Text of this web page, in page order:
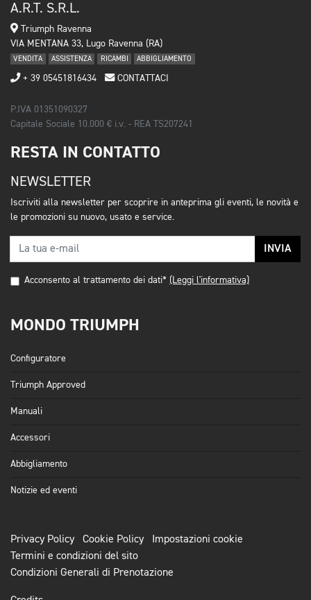
A.R.T. S.R.L.
Triumph Ravenna
VIA MENTANA 33, Lugo Ravenna (RA)
VENDITA ASSISTENZA RICAMBI ABBIGLIAMENTO
+ 39 05451816434 CONTATTACI
P.IVA 01351090327
Capitale Sociale 10.000 € i.v. - REA TS207241
RESTA IN CONTATTO
NEWSLETTER
Iscriviti alla newsletter per scoprire in anteprima gli eventi, le novità e
le promozioni su nuovo, usato e service.
INVIA
Acconsento al trattamento dei dati* (Leggi l'informativa)
MONDO TRIUMPH
Configuratore
Triumph Approved
Manuali
Accessori
Abbigliamento
Notizie ed eventi
Privacy Policy Cookie Policy
Impostazioni cookie
Termini e condizioni del sito
Condizioni Generali di Prenotazione